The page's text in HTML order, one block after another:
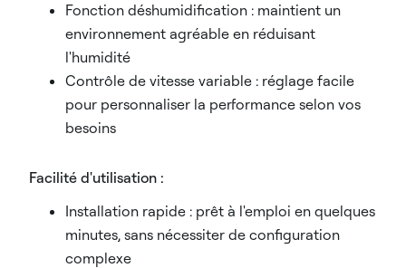
Fonction déshumidification : maintient un
environnement agréable en réduisant
l'humidité
Contrôle de vitesse variable : réglage facile
pour personnaliser la performance selon vos
besoins
Facilité d'utilisation :
Installation rapide : prêt à l'emploi en quelques
minutes, sans nécessiter de configuration
complexe